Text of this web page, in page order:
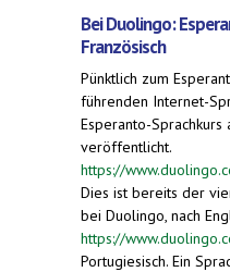
Bei Duolingo:
Französisch
Pünktlich zum
führenden Internet-
Esperanto-Sprachkurs
veröffentlicht.
https://
Dies ist bereits der
bei Duolingo, nach
https://
Portugiesisch. Ein